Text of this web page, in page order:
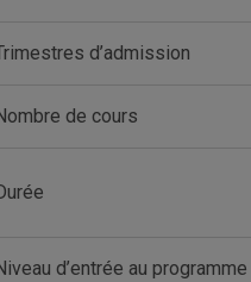
d’admission
de cours
d’entrée au programme